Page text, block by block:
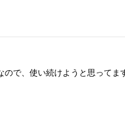
で、使い続けようと思ってま